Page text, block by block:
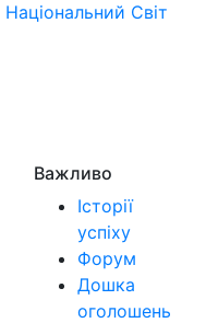
Національний Світ
Важливо
Історії
успіху
Форум
Дошка
оголошень